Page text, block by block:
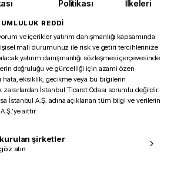
Politikası
İlkeleri
REDDİ
ve içerikler yatırım danışmanlığı kapsamında
kişisel mali durumunuz ile risk ve getiri tercihlerinize
yatırım danışmanlığı sözleşmesi çerçevesinde
doğruluğu ve güncelliği için azami özen
hata, eksiklik, gecikme veya bu bilgilerin
zararlardan İstanbul Ticaret Odası sorumlu değildir.
İstanbul A.Ş. adına açıklanan tüm bilgi ve verilerin
aittir.
kurulan şirketler
atın